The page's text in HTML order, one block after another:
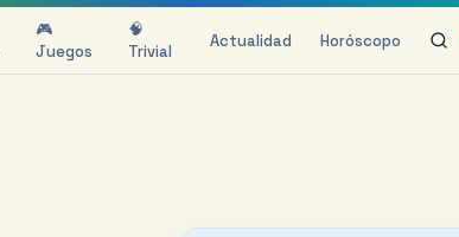
🎮
Juegos
🧠
Trivial
Actualidad Horóscopo